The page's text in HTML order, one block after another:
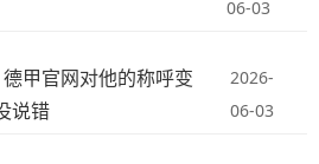
06-03
甲官网对他的称呼变
说错
2026-
06-03